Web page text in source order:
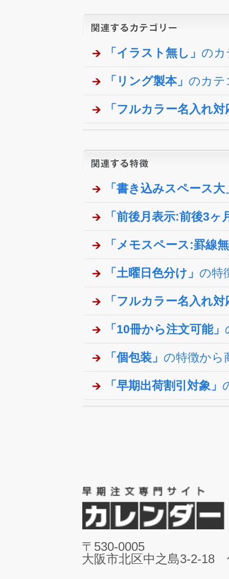
「イラスト無し」 のカ
「リング製本」 のカテ
「フルカラー名入れ対
「書き込みスペース大
「前後月表示:前後3ヶ
「メモスペース:罫線
「土曜日色分け」 の特
「フルカラー名入れ対
「10冊から注文可能」
「個包装」 の特徴から
「早期出荷割引対象」
〒530-0005
大阪市北区中之島3-2-18